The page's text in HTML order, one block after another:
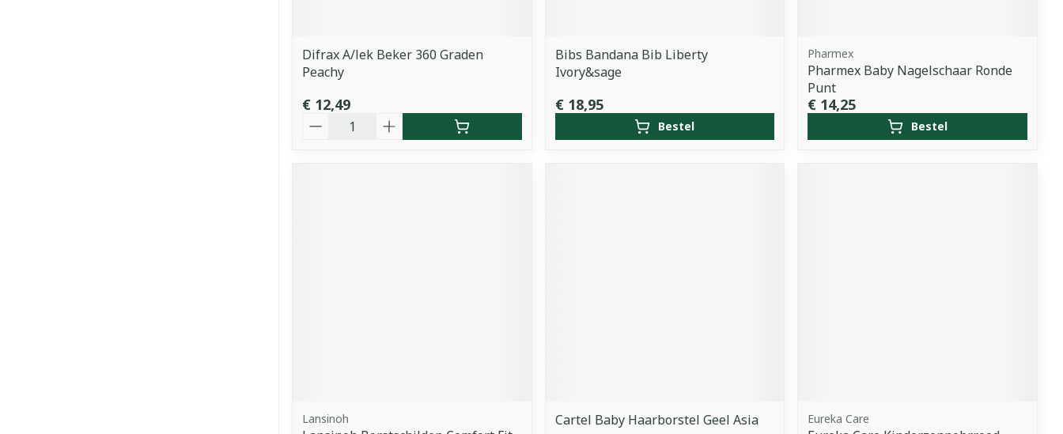
Difrax A/lek Beker 360 Graden
Peachy
€ 12,49
Bibs Bandana Bib Liberty
Ivory&sage
€ 18,95
Bestel
Pharmex
Pharmex Baby Nagelschaar Ronde
Punt
€ 14,25
Bestel
Lansinoh Cartel Baby Haarborstel Geel Asia Eureka Care